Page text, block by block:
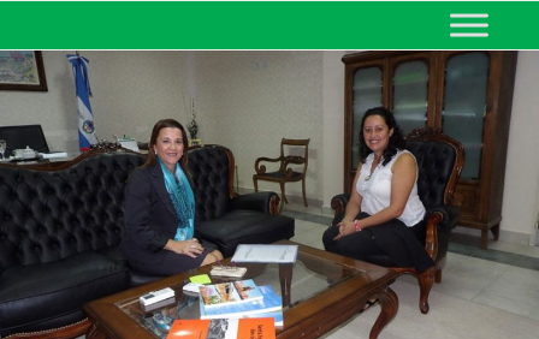
MINISTERIO DE EDUCACIÓN
DE CORRIENTES